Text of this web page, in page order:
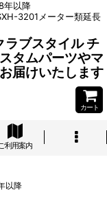
年以降
3201メーター類延長
ラブスタイル チ
タムパーツやマ
届けいたします
カート
利用案内
以降